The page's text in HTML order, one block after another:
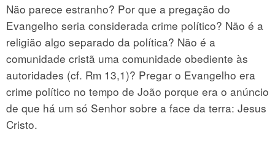
Não parece estranho? Por que a pregação do
Evangelho seria considerada crime político? Não é a
religião algo separado da política? Não é a
comunidade cristã uma comunidade obediente às
autoridades (cf. Rm 13,1)? Pregar o Evangelho era
crime político no tempo de João porque era o anúncio
de que há um só Senhor sobre a face da terra: Jesus
Cristo.